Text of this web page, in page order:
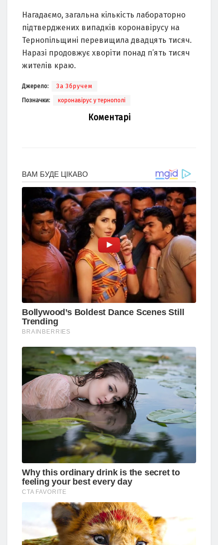
Нагадаємо, загальна кількість лабораторно
підтверджених випадків коронавірусу на
Тернопільщині перевищила двадцять тисяч.
Наразі продовжує хворіти понад п’ять тисяч
жителів краю.
Джерело: За Збручем
Позначки: коронавірус у тернополі
Коментарі